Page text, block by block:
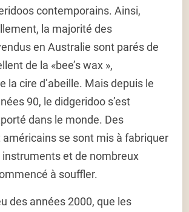
contemporains. Ainsi,
la majorité des
en Australie sont parés de
de la «bee’s wax »,
la cire d’abeille. Mais depuis le
90, le didgeridoo s’est
dans le monde. Des
se sont mis à fabriquer
instruments et de nombreux
à souffler.
des années 2000, que les